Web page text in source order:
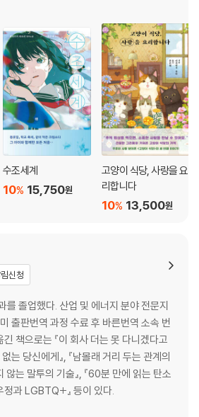
수조세계
15,750원
10%
고양이 식당, 사랑을 요
리합니다
13,500원
10%
신청
를 졸업했다. 산업 및 에너지 분야 전문지
출판번역 과정 수료 후 바른번역 소속 번
책으로는 『이 회사 더는 못 다니겠다고
는 당신에게』, 『남몰래 거리 두는 관계의
않는 말투의 기술』, 『60분 만에 읽는 탄소
정과 LGBTQ+』 등이 있다.